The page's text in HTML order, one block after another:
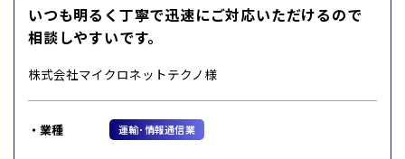
いつも明るく丁寧で迅速にご対応いただけるので
相談しやすいです。
株式会社マイクロネットテクノ様
業種 運輸･情報通信業